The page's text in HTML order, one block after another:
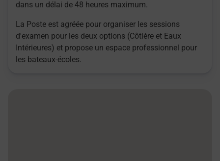
dans un délai de 48 heures maximum.
La Poste est agréée pour organiser les sessions
d'examen pour les deux options (Côtière et Eaux
Intérieures) et propose un espace professionnel pour
les bateaux-écoles.